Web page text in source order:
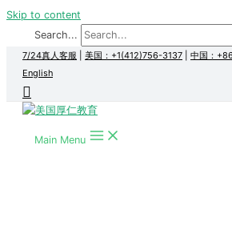
Skip to content
Search...
7/24真人客服 美国：+1(412)756-3137 中国：
English
Main Menu